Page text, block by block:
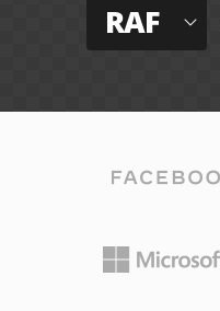
RAF